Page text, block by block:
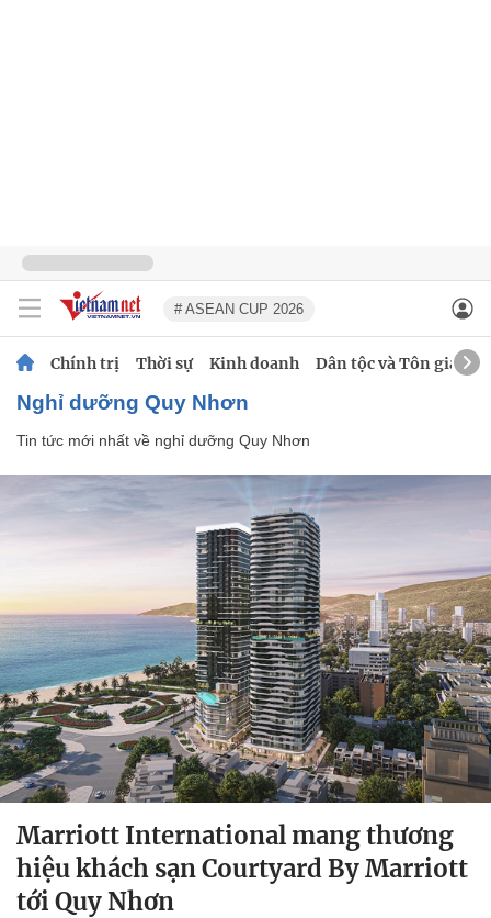
# ASEAN CUP 2026
Chính trị Thời sự Kinh doanh Dân tộc và Tôn giáo
nghỉ dưỡng Quy Nhơn
Tin tức mới nhất về nghỉ dưỡng Quy Nhơn
Marriott International mang thương
hiệu khách sạn Courtyard By Marriott
tới Quy Nhơn